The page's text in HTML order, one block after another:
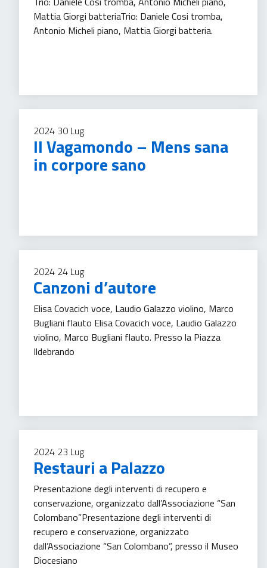
Mattia Giorgi batteriaTrio: Daniele Cosi tromba,
Antonio Micheli piano, Mattia Giorgi batteria.
2024 30 Lug
Il Vagamondo – Mens sana
in corpore sano
2024 24 Lug
Canzoni d’autore
Elisa Covacich voce, Laudio Galazzo violino, Marco
Bugliani flauto Elisa Covacich voce, Laudio Galazzo
violino, Marco Bugliani flauto. Presso la Piazza
Ildebrando
2024 23 Lug
Restauri a Palazzo
Presentazione degli interventi di recupero e
conservazione, organizzato dall’Associazione “San
Colombano”Presentazione degli interventi di
recupero e conservazione, organizzato
dall’Associazione “San Colombano”, presso il Museo
Diocesiano